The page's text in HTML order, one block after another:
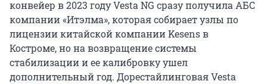
конвейер в 2023 году Vesta NG сразу получила АБС
компании «Итэлма», которая собирает узлы по
лицензии китайской компании Kesens в
Костроме, но на возвращение системы
стабилизации и ее калибровку ушел
дополнительный год. Дорестайлинговая Vesta